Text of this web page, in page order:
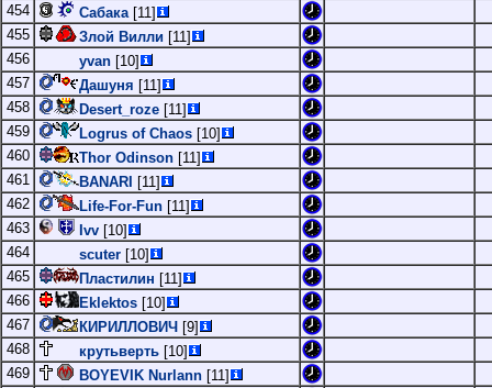
454
Сабака[11]
455
Злой Вилли [11]
456
yvan [10]
457
Дашуня [11]
458
Desert_roze [11]
459
Logrus of Chaos [10]
460
Thor Odinson [11]
461
BANARI
[11]
462
Life-For-Fun [11]
463
Ivv [10]
464
scuter [10]
465
Пластилин [11]
466
Eklektos [10]
467
КИРИЛЛОВИЧ [9]
468
крутьверть [10]
469
BOYEVIK Nurlann [11]